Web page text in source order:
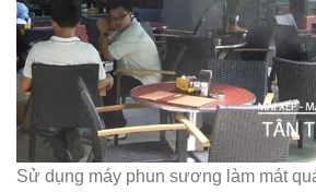
Sử dụng máy phun sương làm mát